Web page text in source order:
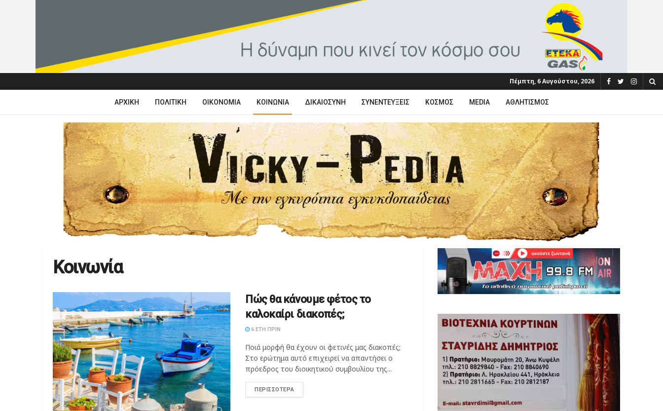
Πέμπτη, 6 Αυγούστου, 2026
ΑΡΧΙΚΉ ΠΟΛΙΤΙΚΉ ΟΙΚΟΝΟΜΊΑ ΚΟΙΝΩΝΊΑ ΔΙΚΑΙΟΣΎΝΗ ΣΥΝΕΝΤΕΎΞΕΙΣ ΚΌΣΜΟΣ MEDIA ΑΘΛΗΤΙΣΜΌΣ
Κοινωνία
Πώς θα κάνουμε φέτος το
καλοκαίρι διακοπές;
6 ΈΤΗ ΠΡΙΝ
Ποιά μορφή θα έχουν οι φετινές μας διακοπές;
Στο ερώτημα αυτό επιχειρεί να απαντήσει ο
πρόεδρος του διοικητικού συμβουλίου της...
ΠΕΡΙΣΣΌΤΕΡΑ